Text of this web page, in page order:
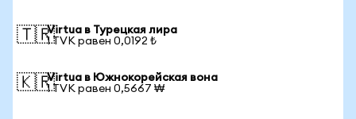
🇹🇷Virtua в Турецкая лира
1 TVK равен 0,0192 ₺
🇰🇷Virtua в Южнокорейская вона
1 TVK равен 0,5667 ₩